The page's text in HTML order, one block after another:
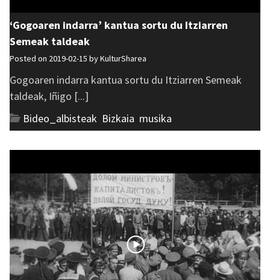
‘Gogoaren indarra’ kantua sortu du Itziarren
Semeak taldeak
Posted on 2019-02-15 byKulturSharea
Gogoaren indarra kantua sortu du Itziarren Semeak
taldeak, Iñigo [...]
Bideo_albisteak Bizkaia musika